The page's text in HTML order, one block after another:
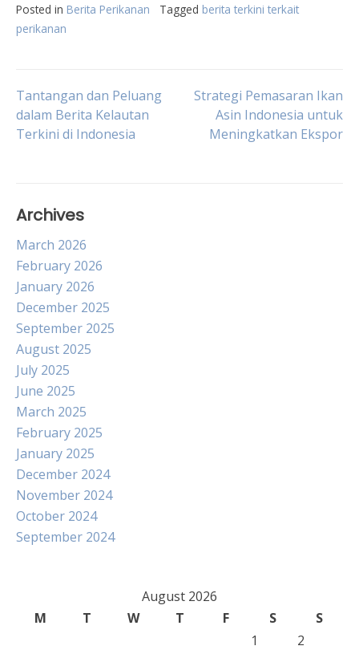
Posted in Berita Perikanan Tagged berita terkini terkait
perikanan
Post
navigation
Tantangan dan Peluang
dalam Berita Kelautan
Terkini di Indonesia
Strategi Pemasaran Ikan
Asin Indonesia untuk
Meningkatkan Ekspor
Archives
March 2026
February 2026
January 2026
December 2025
September 2025
August 2025
July 2025
June 2025
March 2025
February 2025
January 2025
December 2024
November 2024
October 2024
September 2024
August 2026
M
T W T F S
S
1
2